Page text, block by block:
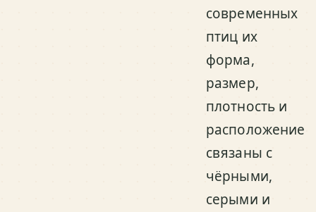
современных
птиц их
форма,
размер,
плотность и
расположение
связаны с
чёрными,
серыми и